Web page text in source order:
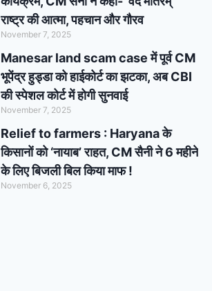
राष्ट्र की आत्मा, पहचान और गौरव
November 7, 2025
Manesar land scam case में पूर्व CM
भूपेंद्र हुड्डा को हाईकोर्ट का झटका, अब CBI
की स्पेशल कोर्ट में होगी सुनवाई
November 7, 2025
Relief to farmers : Haryana के
किसानों को ‘नायाब’ राहत, CM सैनी ने 6 महीने
के लिए बिजली बिल किया माफ !
November 6, 2025